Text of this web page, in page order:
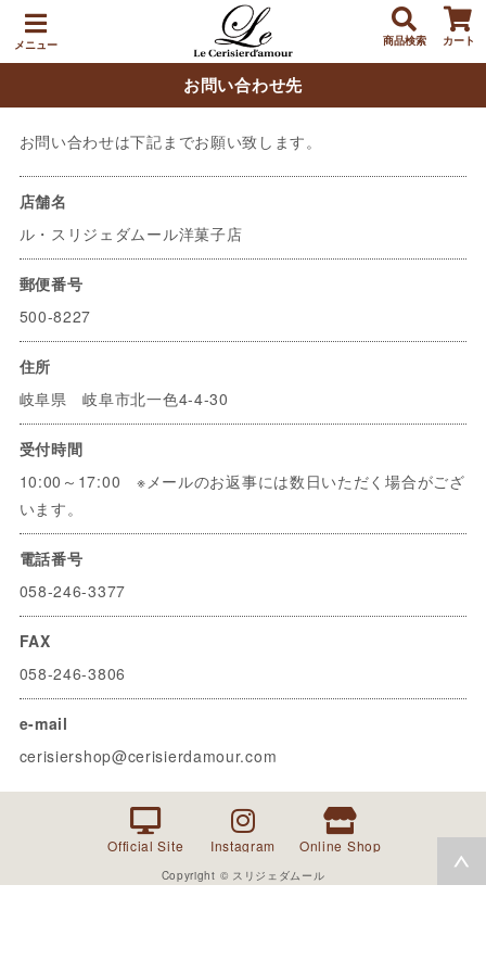
メニュー 商品検索 カート
お問い合わせ先
お問い合わせは下記までお願い致します。
店舗名
ル・スリジェダムール洋菓子店
郵便番号
500-8227
住所
岐阜県 岐阜市北一色4-4-30
受付時間
10:00～17:00 ※メールのお返事には数日いただく場合がござ
います。
電話番号
058-246-3377
FAX
058-246-3806
e-mail
cerisiershop@cerisierdamour.com
Official Site Instagram Online Shop
Copyright © スリジェダムール